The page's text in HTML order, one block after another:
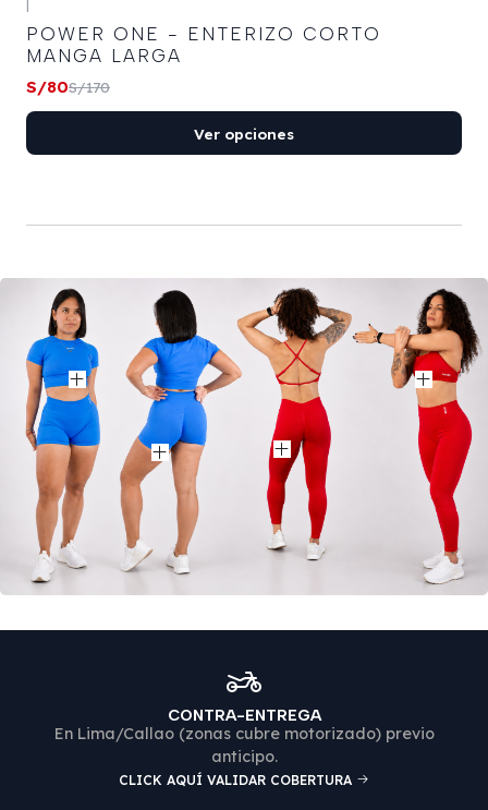
-53% OFF
POWER ONE - ENTERIZO CORTO
MANGA LARGA
S/80S/170
Ver opciones
Ver producto
Ver producto
Ver
Ver producto
CONTRA-ENTREGA
En Lima/Callao (zonas cubre motorizado) previo
anticipo.
CLICK AQUÍ VALIDAR COBERTURA